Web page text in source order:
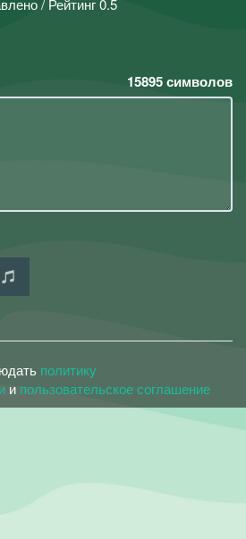
15895символов
политику
и пользовательское соглашение